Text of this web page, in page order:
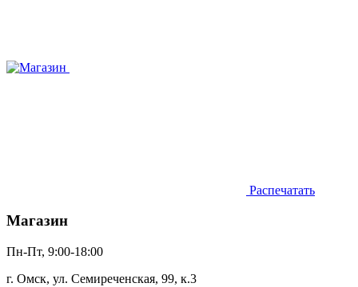
Распечатать
Магазин
Пн-Пт, 9:00-18:00
г. Омск, ул. Семиреченская, 99, к.3